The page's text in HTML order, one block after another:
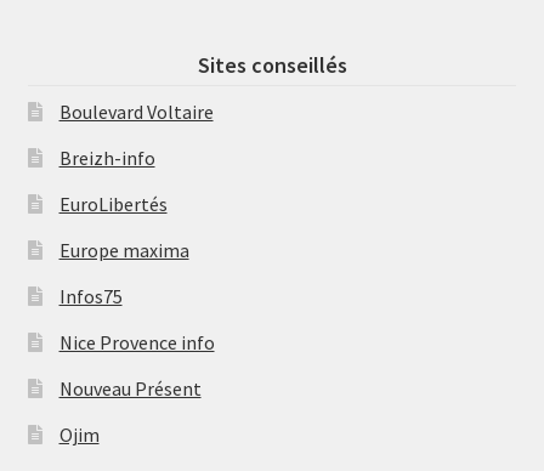
Sites conseillés
Boulevard Voltaire
Breizh-info
EuroLibertés
Europe maxima
Infos75
Nice Provence info
Nouveau Présent
Ojim